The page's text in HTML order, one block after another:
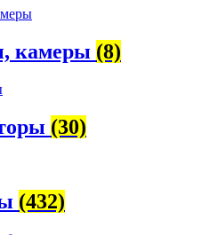
камеры (8)
(30)
(432)